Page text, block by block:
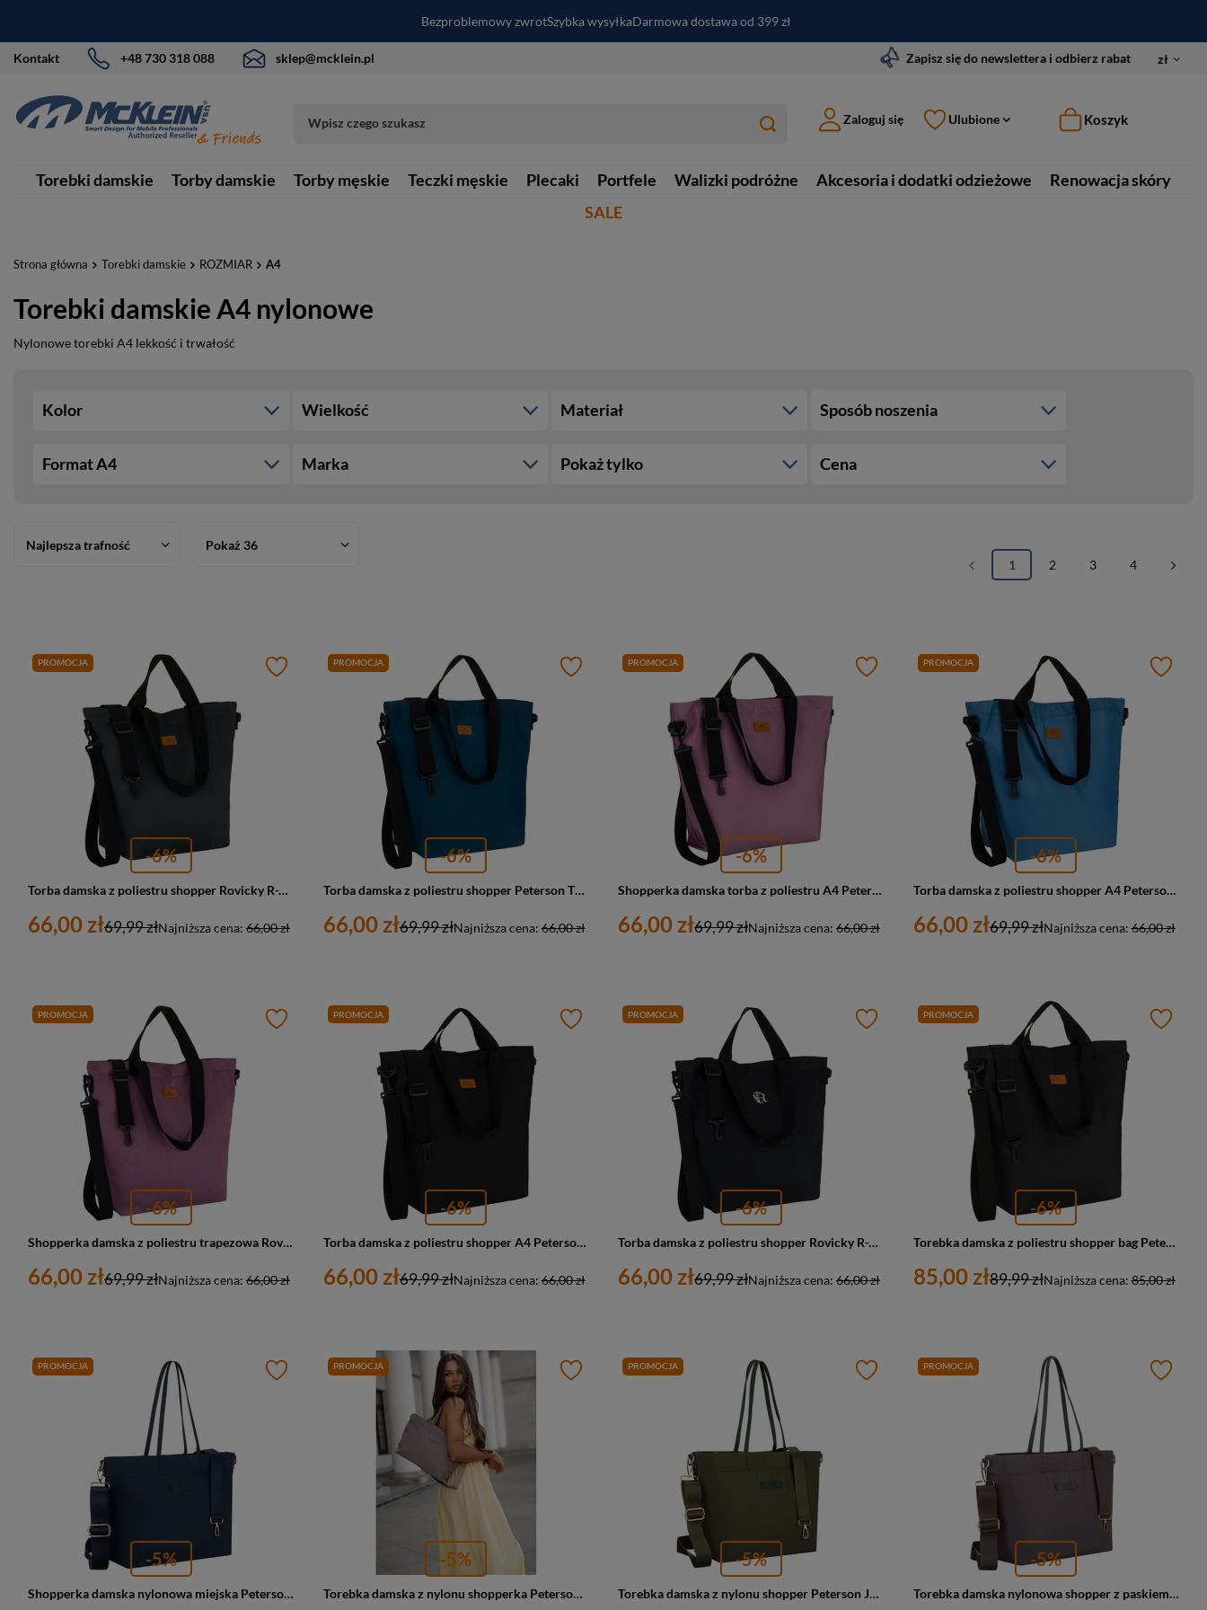
Bezproblemowy zwrotSzybka wysyłkaDarmowa dostawa od 399 zł
Kontakt +48 730 318 088 sklep@mcklein.pl Zapisz się do newslettera i odbierz rabat zł
Zaloguj się Ulubione Koszyk
Torebki damskie Torby damskie Torby męskie Teczki męskie Plecaki Portfele Walizki podróżne Akcesoria i dodatki odzieżowe
Renowacja skóry
SALE
Strona główna Torebki damskie ROZMIAR A4
Torebki damskie A4 nylonowe
Nylonowe torebki A4 lekkość i trwałość
Kolor Wielkość Materiał Sposób noszenia
Format A4 Marka Pokaż tylko Cena
Najlepsza trafność
Pokaż 36
1
2 3 4
PROMOCJA
-6%
Torba damska z poliestru shopper Rovicky R-TZ15605-ZJ duża A4 szara
66,00 zł Najniższa cena: 66,00 zł
69,99 zł
PROMOCJA
-6%
Torba damska z poliestru shopper Peterson TZ15605D duża A4 turkusowa
66,00 zł Najniższa cena:66,00 zł
69,99 zł
PROMOCJA
-6%
Shopperka damska torba z poliestru A4 Peterson TZ15605D duża różowa
66,00 zł Najniższa cena: 66,00 zł
69,99 zł
PROMOCJA
-6%
Torba damska z poliestru shopper A4 Peterson TZ15605D duża błękitna
66,00 zł Najniższa cena:66,00 zł
69,99 zł
PROMOCJA
-6%
Shopperka damska z poliestru trapezowa Rovicky R-TZ15605-ZJ duża A4 fioletowa
66,00 zł Najniższa cena: 66,00 zł
69,99 zł
PROMOCJA
-6%
Torba damska z poliestru shopper A4 Peterson TZ15605D duża czarna
66,00 zł Najniższa cena:66,00 zł
69,99 zł
PROMOCJA
-6%
Torba damska z poliestru shopper Rovicky R-TZ15605-ZH duża A4 czarna
66,00 zł Najniższa cena: 66,00 zł
69,99 zł
PROMOCJA
-6%
Torebka damska z poliestru shopper bag Peterson TZ15605 duża A4 czarna
85,00 zł Najniższa cena:85,00 zł
89,99 zł
PROMOCJA
-5%
Shopperka damska nylonowa miejska Peterson JN-10 duża A4 granatowa
PROMOCJA
-5%
Torebka damska z nylonu shopperka Peterson JN-10 duża beżowa
PROMOCJA
-5%
Torebka damska z nylonu shopper Peterson JN-10 duża A4 zielona
PROMOCJA
-5%
Torebka damska nylonowa shopper z paskiem regulowanym Peterson JN-10 duża A4 szara